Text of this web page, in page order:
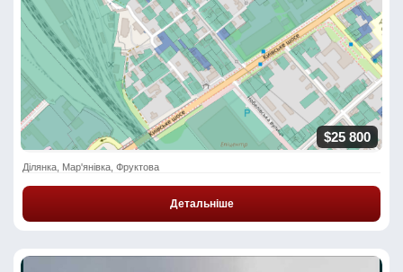
$25 800
Ділянка, Мар'янівка, Фруктова
Детальніше